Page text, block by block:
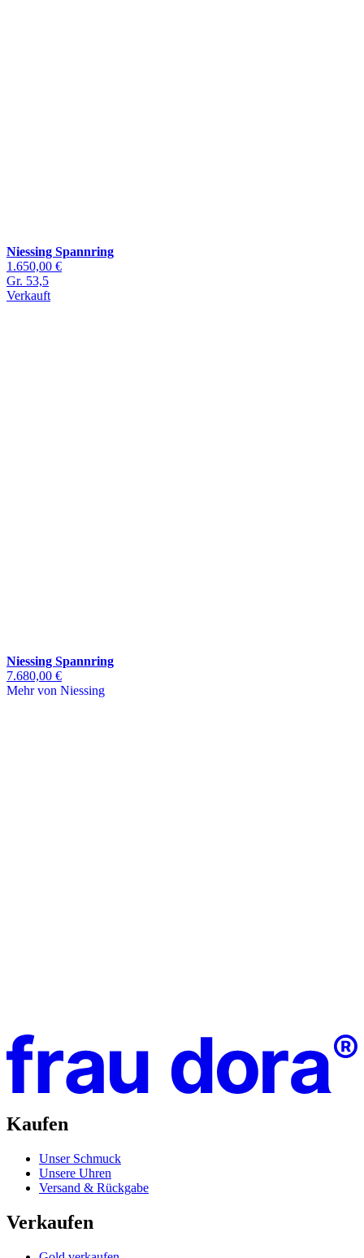
Niessing Spannring
1.650,00 €
Gr. 53,5
Verkauft
Niessing Spannring
7.680,00 €
Mehr von Niessing
Kaufen
Unser Schmuck
Unsere Uhren
Versand & Rückgabe
Verkaufen